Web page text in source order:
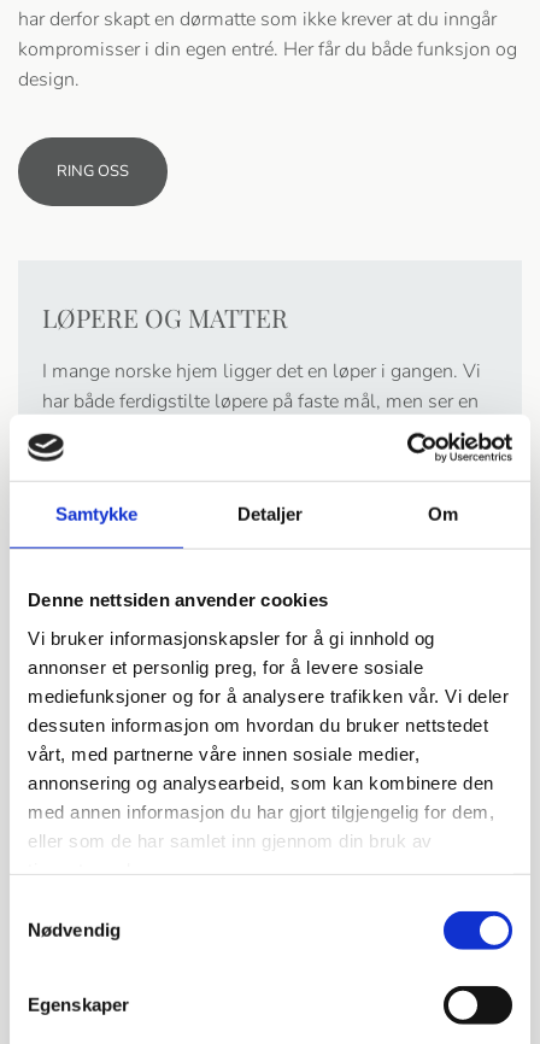
Samtykke Detaljer Om
Denne nettsiden anvender cookies
Vi bruker informasjonskapsler for å gi innhold og
annonser et personlig preg, for å levere sosiale
mediefunksjoner og for å analysere trafikken vår. Vi deler
dessuten informasjon om hvordan du bruker nettstedet
vårt, med partnerne våre innen sosiale medier,
annonsering og analysearbeid, som kan kombinere den
med annen informasjon du har gjort tilgjengelig for dem,
eller som de har samlet inn gjennom din bruk av
Nødvendig
Egenskaper
har derfor skapt en dørmatte som ikke krever at du inngår
kompromisser i din egen entré. Her får du både funksjon og
design.
RING OSS
LØPERE OG MATTER
I mange norske hjem ligger det en løper i gangen. Vi
har både ferdigstilte løpere på faste mål, men ser en
økende trend på salg av spesialtilpassede løpere. Her
velger du selv materialer, størrelse og kantingen hos